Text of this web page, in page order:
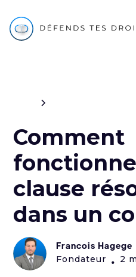
Comment
clause
dans un
Francois Hagege
Fondateur • 2